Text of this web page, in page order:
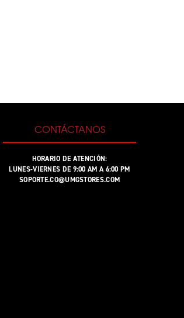
CONTÁCTANOS
HORARIO DE ATENCIÓN:
LUNES-VIERNES DE 9:00 AM A 6:00 PM
SOPORTE.CO@UMGSTORES.COM